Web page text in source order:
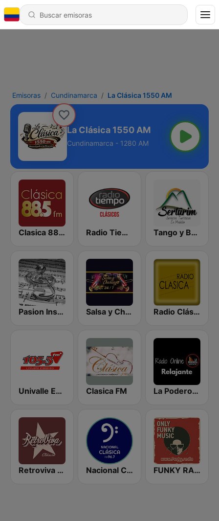
Emisoras Cundinamarca La Clásica 1550 AM
La Clásica 1550 AM
Cundinamarca - 1280 AM
Clasica 88.5 Radio Tiempo Clásica Tango y Bolero
Pasion Instrumental Salsa y Charanga 24/7 Radio Clásica
Univalle Estéreo Clasica FM La Poderosa Radio Online Relajante
Retroviva Clásica Nacional Clásica FUNKY RADIO (Italy)